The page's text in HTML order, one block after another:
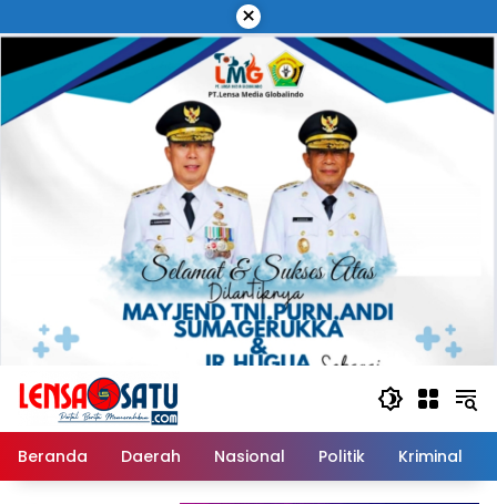
ke
konten
×
Beranda Daerah Nasional Politik Kriminal